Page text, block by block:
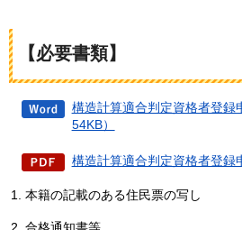
【必要書類】
構造計算適合判定資格者登録
54KB）
構造計算適合判定資格者登録
本籍の記載のある住民票の写し